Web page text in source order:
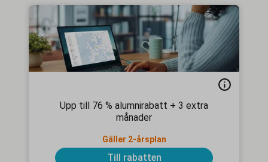
Upp till 76 % alumnirabatt + 3 extra
månader
Gäller 2-årsplan
Till rabatten